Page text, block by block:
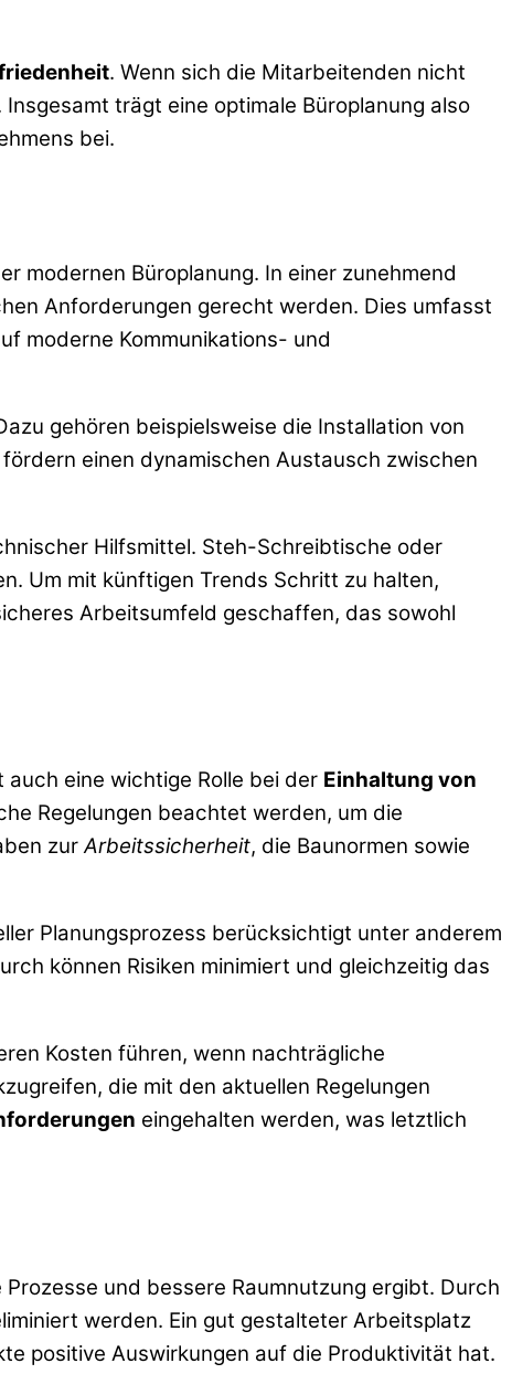
. Wenn sich die Mitarbeitenden nicht
trägt eine optimale Büroplanung also
bei.
modernen Büroplanung. In einer zunehmend
Anforderungen gerecht werden. Dies umfasst
moderne Kommunikations- und
gehören beispielsweise die Installation von
einen dynamischen Austausch zwischen
Hilfsmittel. Steh-Schreibtische oder
Um mit künftigen Trends Schritt zu halten,
Arbeitsumfeld geschaffen, das sowohl
eine wichtige Rolle bei der Einhaltung von
Regelungen beachtet werden, um die
zurArbeitssicherheit, die Baunormen sowie
Planungsprozess berücksichtigt unter anderem
können Risiken minimiert und gleichzeitig das
Kosten führen, wenn nachträgliche
die mit den aktuellen Regelungen
eingehalten werden, was letztlich
und bessere Raumnutzung ergibt. Durch
werden. Ein gut gestalteter Arbeitsplatz
positive Auswirkungen auf die Produktivität hat.